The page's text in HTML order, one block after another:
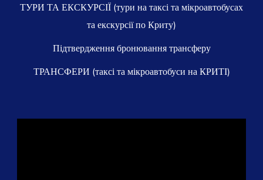
ТУРИ ТА ЕКСКУРСІЇ (тури на таксі та мікроавтобусах
та екскурсії по Криту)
Підтвердження бронювання трансферу
ТРАНСФЕРИ (таксі та мікроавтобуси на КРИТІ)